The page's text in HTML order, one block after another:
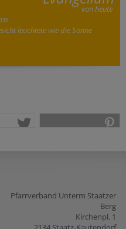
von heute
leuchtete wie die Sonne
Pfarrverband Unterm Staatzer
Berg
Kirchenpl. 1